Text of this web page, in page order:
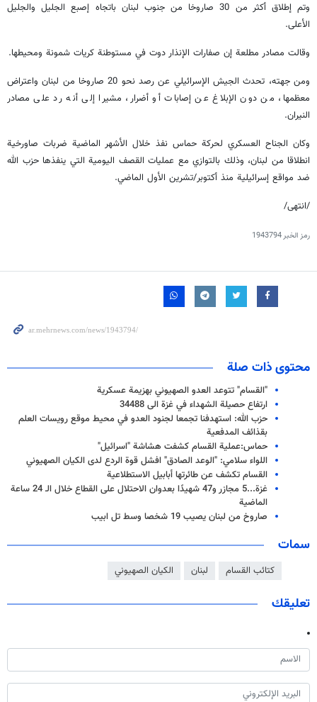
وتم إطلاق أكثر من 30 صاروخا من جنوب لبنان باتجاه إصبع الجليل والجليل
الأعلى.
وقالت مصادر مطلعة إن صفارات الإنذار دوت في مستوطنة كريات شمونة ومحيطها.
ومن جهته، تحدث الجيش الإسرائيلي عن رصد نحو 20 صاروخا من لبنان واعتراض
معظمها، من دون الإبلاغ عن إصابات أو أضرار، مشيرا إلى أنه رد على مصادر
النيران.
وكان الجناح العسكري لحركة حماس نفذ خلال الأشهر الماضية ضربات صاورخية
انطلاقا من لبنان، وذلك بالتوازي مع عمليات القصف اليومية التي ينفذها حزب الله
ضد مواقع إسرائيلية منذ أكتوبر/تشرين الأول الماضي.
/انتهى/
رمز الخبر1943794
محتوى ذات صلة
"القسام" تتوعد العدو الصهيوني بهزيمة عسكرية
ارتفاع حصيلة الشهداء في غزة الى 34488
حزب الله: استهدفنا تجمعا ‏لجنود العدو في محيط موقع ‏رويسات العلم
بقذائف ‏المدفعية
حماس:عملية القسام كشفت هشاشة "اسرائيل"
اللواء سلامي: "الوعد الصادق" افشل قوة الردع لدى الكيان الصهيوني
القسام تكشف عن طائرتها أبابيل الاستطلاعية
غزة...5 مجازر و47 شهيدًا بعدوان الاحتلال على القطاع خلال الـ 24 ساعة
الماضية
صاروخ من لبنان يصيب 19 شخصا وسط تل ابيب
سمات
كتائب القسام لبنان الكيان الصهيوني
تعليقك